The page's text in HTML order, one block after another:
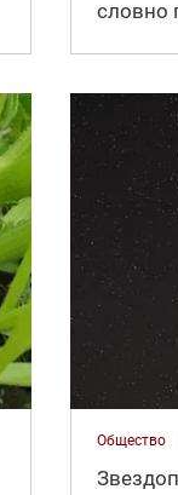
словно
Общество